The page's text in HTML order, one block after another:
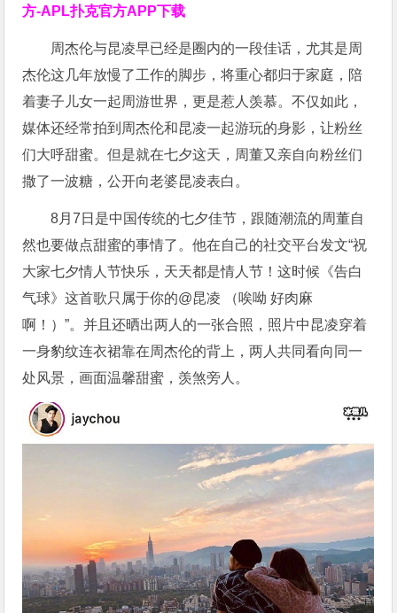
方-APL扑克官方APP下载
周杰伦与昆凌早已经是圈内的一段佳话，尤其是周
杰伦这几年放慢了工作的脚步，将重心都归于家庭，陪
着妻子儿女一起周游世界，更是惹人羡慕。不仅如此，
媒体还经常拍到周杰伦和昆凌一起游玩的身影，让粉丝
们大呼甜蜜。但是就在七夕这天，周董又亲自向粉丝们
撒了一波糖，公开向老婆昆凌表白。
8月7日是中国传统的七夕佳节，跟随潮流的周董自
然也要做点甜蜜的事情了。他在自己的社交平台发文“祝
大家七夕情人节快乐，天天都是情人节！这时候《告白
气球》这首歌只属于你的@昆凌 （唉呦 好肉麻
啊！）”。并且还晒出两人的一张合照，照片中昆凌穿着
一身豹纹连衣裙靠在周杰伦的背上，两人共同看向同一
处风景，画面温馨甜蜜，羡煞旁人。